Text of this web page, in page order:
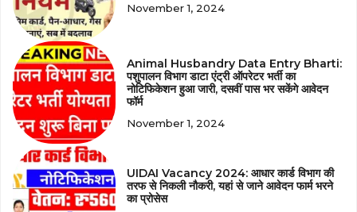
November 1, 2024
Animal Husbandry Data Entry Bharti:
पशुपालन विभाग डाटा एंट्री ऑपरेटर भर्ती का
नोटिफिकेशन हुआ जारी, दसवीं पास भर सकेंगे आवेदन
फॉर्म
November 1, 2024
UIDAI Vacancy 2024: आधार कार्ड विभाग की
तरफ से निकली नौकरी, यहां से जाने आवेदन फार्म भरने
का प्रोसेस